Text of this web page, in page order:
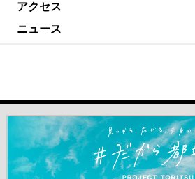
アクセス
ニュース
＃だから都立高（別ウインドウが開